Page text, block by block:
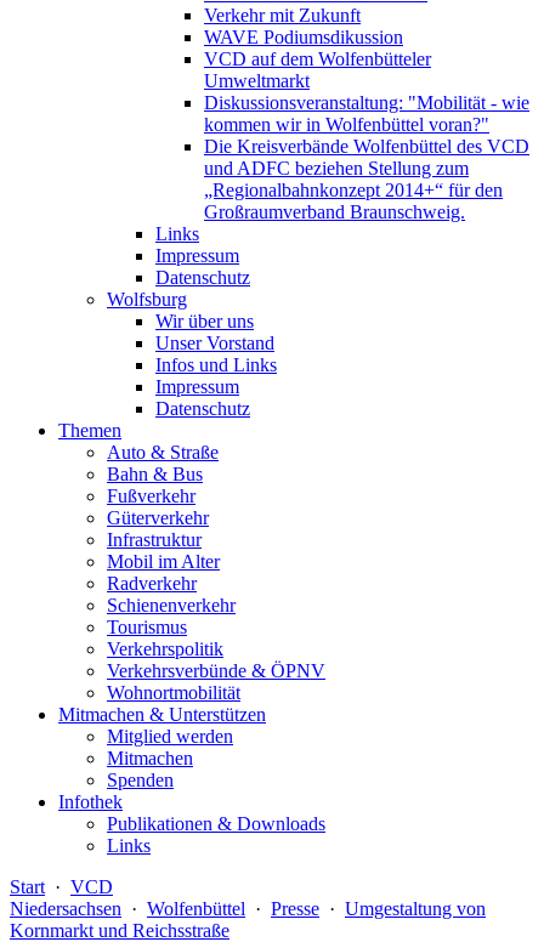
Verkehr mit Zukunft
WAVE Podiumsdikussion
VCD auf dem Wolfenbütteler
Umweltmarkt
Diskussionsveranstaltung: "Mobilität - wie
kommen wir in Wolfenbüttel voran?"
Die Kreisverbände Wolfenbüttel des VCD
und ADFC beziehen Stellung zum
„Regionalbahnkonzept 2014+“ für den
Großraumverband Braunschweig.
Links
Impressum
Datenschutz
Wolfsburg
Wir über uns
Unser Vorstand
Infos und Links
Impressum
Datenschutz
Themen
Auto & Straße
Bahn & Bus
Fußverkehr
Güterverkehr
Infrastruktur
Mobil im Alter
Radverkehr
Schienenverkehr
Tourismus
Verkehrspolitik
Verkehrsverbünde & ÖPNV
Wohnortmobilität
Mitmachen & Unterstützen
Mitglied werden
Mitmachen
Spenden
Infothek
Publikationen & Downloads
Links
Start · VCD
Niedersachsen · Wolfenbüttel · Presse · Umgestaltung von
Kornmarkt und Reichsstraße